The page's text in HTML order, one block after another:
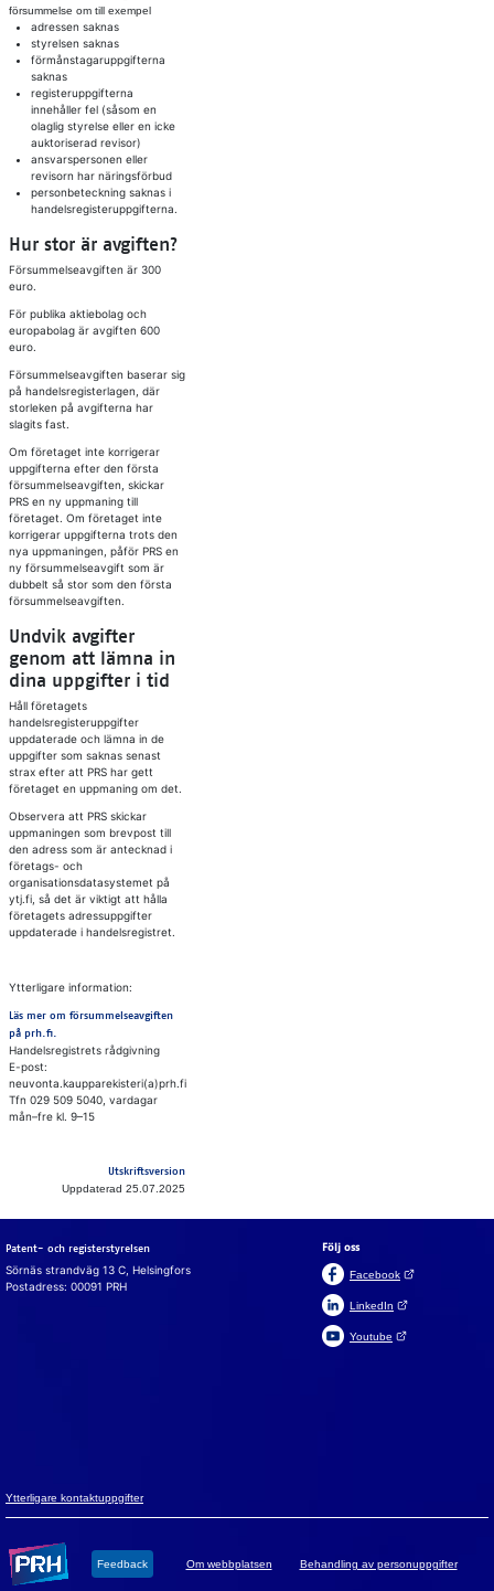
Godkänn nödvändiga
försummelse om till exempel
adressen saknas
styrelsen saknas
förmånstagaruppgifterna
saknas
registeruppgifterna
innehåller fel (såsom en
olaglig styrelse eller en icke
auktoriserad revisor)
ansvarspersonen eller
revisorn har näringsförbud
personbeteckning saknas i
handelsregisteruppgifterna.
Hur stor är avgiften?
Försummelseavgiften är 300
euro.
För publika aktiebolag och
europabolag är avgiften 600
euro.
Försummelseavgiften baserar sig
på handelsregisterlagen, där
storleken på avgifterna har
slagits fast.
Om företaget inte korrigerar
uppgifterna efter den första
försummelseavgiften, skickar
PRS en ny uppmaning till
företaget. Om företaget inte
korrigerar uppgifterna trots den
nya uppmaningen, påför PRS en
ny försummelseavgift som är
dubbelt så stor som den första
försummelseavgiften.
Undvik avgifter
genom att lämna in
dina uppgifter i tid
Håll företagets
handelsregisteruppgifter
uppdaterade och lämna in de
uppgifter som saknas senast
strax efter att PRS har gett
företaget en uppmaning om det.
Observera att PRS skickar
uppmaningen som brevpost till
den adress som är antecknad i
företags- och
organisationsdatasystemet på
ytj.fi, så det är viktigt att hålla
företagets adressuppgifter
uppdaterade i handelsregistret.
Ytterligare information:
Läs mer om försummelseavgiften
på prh.fi.
Handelsregistrets rådgivning
E-post:
neuvonta.kaupparekisteri(a)prh.fi
Tfn 029 509 5040, vardagar
mån–fre kl. 9–15
Utskriftsversion
Uppdaterad 25.07.2025
Patent- och registerstyrelsen
Sörnäs strandväg 13 C, Helsingfors
Postadress: 00091 PRH
Yt­ter­li­ga­re kon­takt­upp­gif­ter
Följ oss
Facebook(Öppnas i en ny
LinkedIn (Öppnas i en ny flik)
Youtube (Öppnas i en ny flik)
Feed­back Om webb­plat­sen Be­hand­ling av per­son­upp­gif­ter